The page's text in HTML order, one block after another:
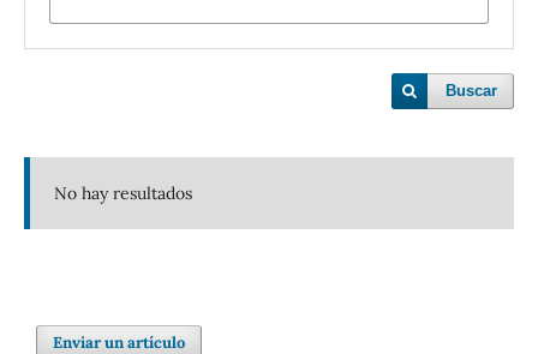
Buscar
No hay resultados
Enviar un artículo